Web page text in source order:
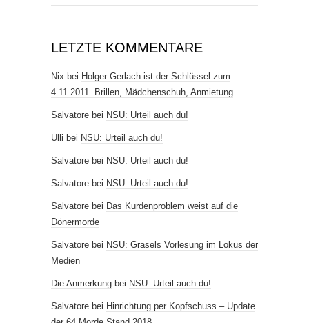
LETZTE KOMMENTARE
Nix bei Holger Gerlach ist der Schlüssel zum
4.11.2011. Brillen, Mädchenschuh, Anmietung
Salvatore bei NSU: Urteil auch du!
Ulli bei NSU: Urteil auch du!
Salvatore bei NSU: Urteil auch du!
Salvatore bei NSU: Urteil auch du!
Salvatore bei Das Kurdenproblem weist auf die
Dönermorde
Salvatore bei NSU: Grasels Vorlesung im Lokus der
Medien
Die Anmerkung bei NSU: Urteil auch du!
Salvatore bei Hinrichtung per Kopfschuss – Update